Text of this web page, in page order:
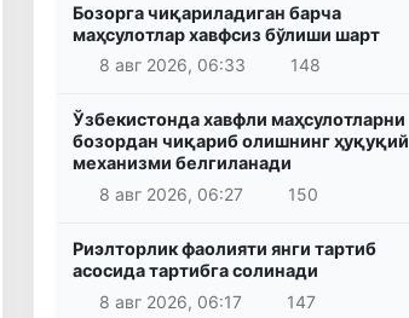
Бозорга чиқариладиган барча
маҳсулотлар хавфсиз бўлиши шарт
8 авг 2026, 06:33
148
Ўзбекистонда хавфли маҳсулотларни
бозордан чиқариб олишнинг ҳуқуқий
механизми белгиланади
8 авг 2026, 06:27
150
Риэлторлик фаолияти янги тартиб
асосида тартибга солинади
8 авг 2026, 06:17
147